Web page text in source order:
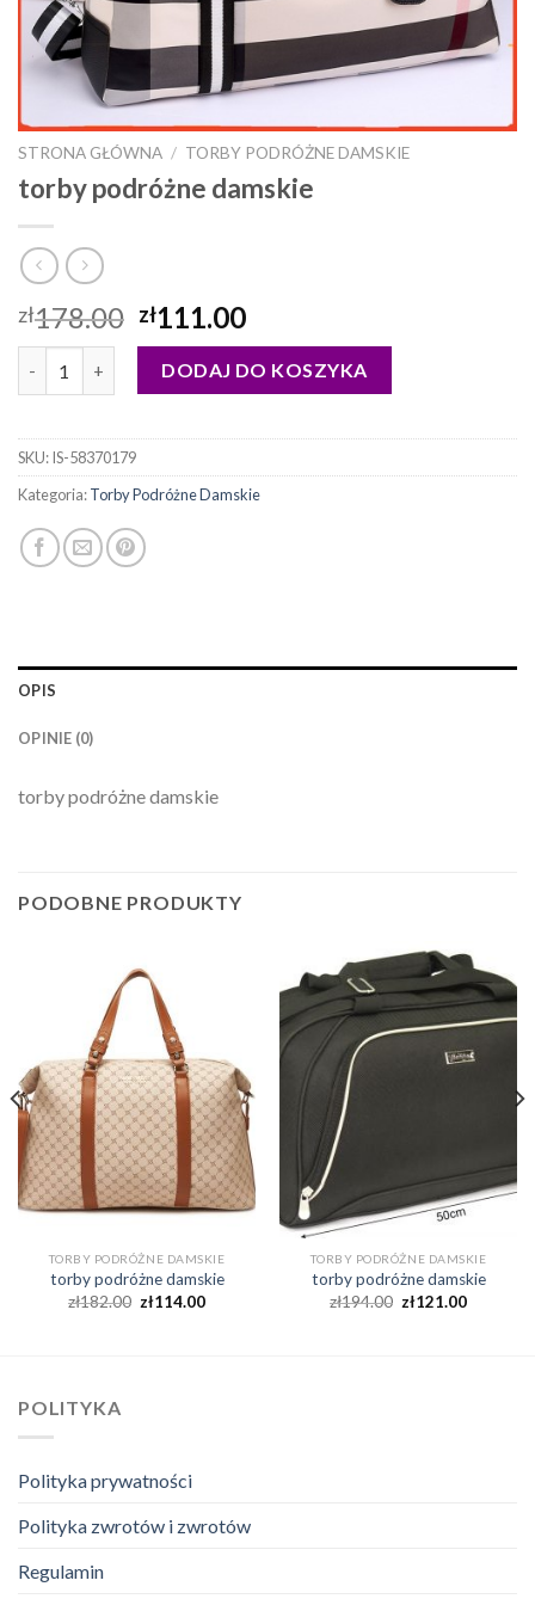
STRONA GŁÓWNA / TORBY PODRÓŻNE DAMSKIE
torby podróżne damskie
zł178.00 zł111.00
ilość torby podróżne damskieDODAJ DO KOSZYKA
SKU:IS-58370179
Kategoria:Torby Podróżne Damskie
OPIS
OPINIE (0)
torby podróżne damskie
PODOBNE PRODUKTY
TORBY PODRÓŻNE DAMSKIE
torby podróżne damskie
zł182.00 zł114.00
TORBY PODRÓŻNE DAMSKIE
torby podróżne damskie
zł194.00 zł121.00
POLITYKA
Polityka prywatności
Polityka zwrotów i zwrotów
Regulamin